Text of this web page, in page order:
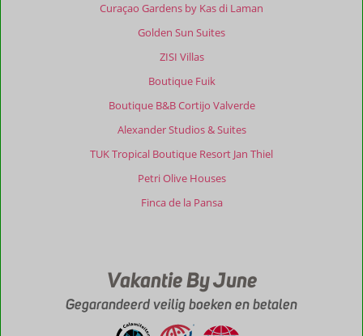
Curaçao Gardens by Kas di Laman
Golden Sun Suites
ZISI Villas
Boutique Fuik
Boutique B&B Cortijo Valverde
Alexander Studios & Suites
TUK Tropical Boutique Resort Jan Thiel
Petri Olive Houses
Finca de la Pansa
Vakantie By June
Gegarandeerd veilig boeken en betalen